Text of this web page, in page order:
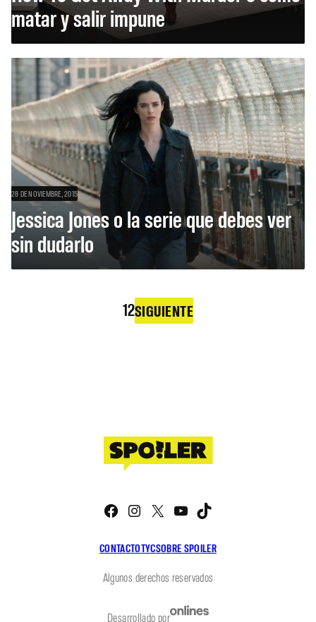
matar y salir impune
28 DE NOVIEMBRE, 2015
Jessica Jones o la serie que debes ver
sin dudarlo
12SIGUIENTE
CONTACTOTYCSOBRE SPOILER
Facebook
Instagram
X YouTube
Algunos derechos reservados
Desarrollado por